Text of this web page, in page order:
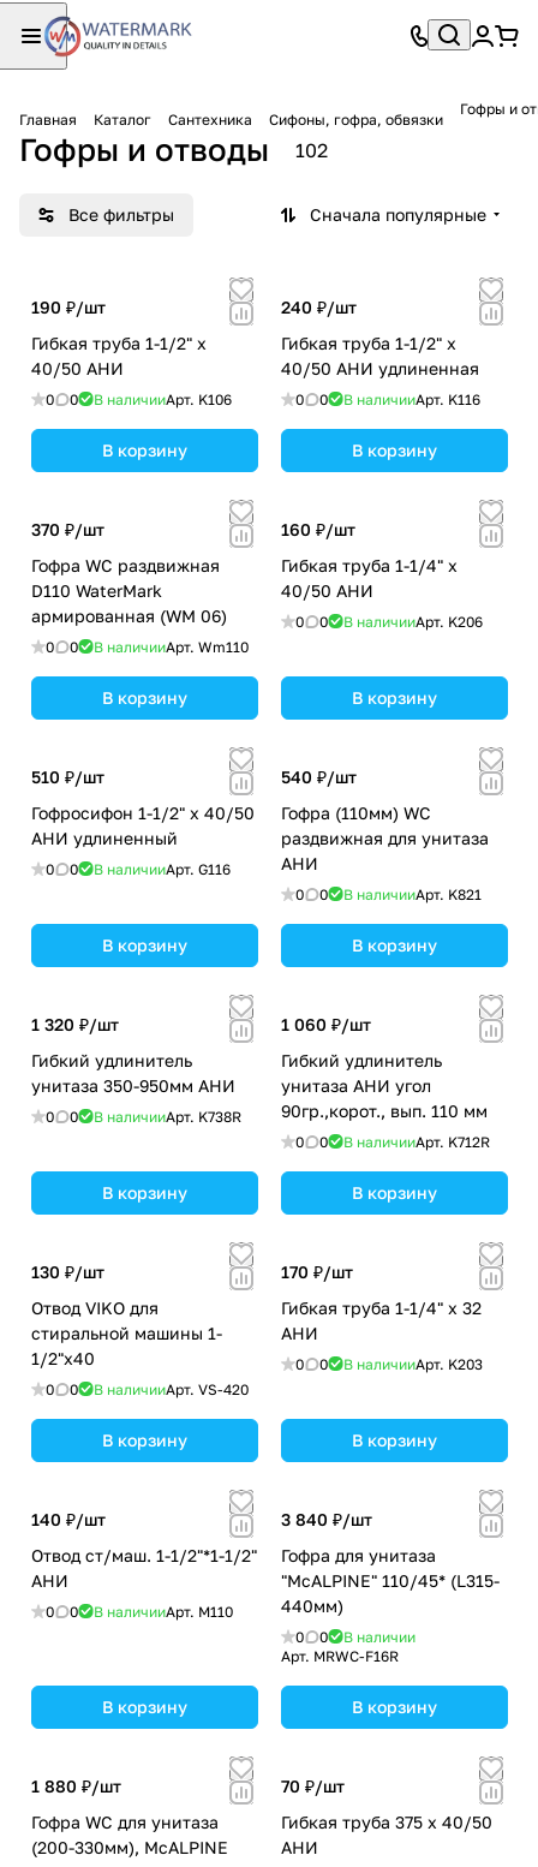
Главная Каталог Сантехника Сифоны, гофра, обвязки
Гофры и
Гофры и отводы 102
Все фильтры Сначала популярные
190 ₽/шт
Гибкая труба 1-1/2" х
40/50 АНИ
0 0 В наличииАрт. K106
В корзину
240 ₽/шт
Гибкая труба 1-1/2" х
40/50 АНИ удлиненная
0 0 В наличииАрт. K116
В корзину
370 ₽/шт
Гофра WC раздвижная
D110 WaterMark
армированная (WM 06)
0 0 В наличииАрт. Wm110
В корзину
160 ₽/шт
Гибкая труба 1-1/4" х
40/50 АНИ
0 0 В наличииАрт. K206
В корзину
510 ₽/шт
Гофросифон 1-1/2" х 40/50
АНИ удлиненный
0 0 В наличииАрт. G116
В корзину
540 ₽/шт
Гофра (110мм) WC
раздвижная для унитаза
АНИ
0 0 В наличииАрт. K821
В корзину
1 320 ₽/шт
Гибкий удлинитель
унитаза 350-950мм АНИ
0 0 В наличииАрт. K738R
В корзину
1 060 ₽/шт
Гибкий удлинитель
унитаза АНИ угол
90гр.,корот., вып. 110 мм
0 0 В наличииАрт. K712R
В корзину
130 ₽/шт
Отвод VIKO для
стиральной машины 1-
1/2"х40
0 0 В наличииАрт. VS-420
В корзину
170 ₽/шт
Гибкая труба 1-1/4" х 32
АНИ
0 0 В наличииАрт. K203
В корзину
140 ₽/шт
Отвод ст/маш. 1-1/2"*1-1/2"
АНИ
0 0 В наличииАрт. M110
В корзину
3 840 ₽/шт
Гофра для унитаза
"McALPINE" 110/45* (L315-
440мм)
0 0
В наличии
Арт. MRWC-F16R
В корзину
1 880 ₽/шт
Гофра WC для унитаза
(200-330мм), McALPINE
70 ₽/шт
Гибкая труба 375 х 40/50
АНИ